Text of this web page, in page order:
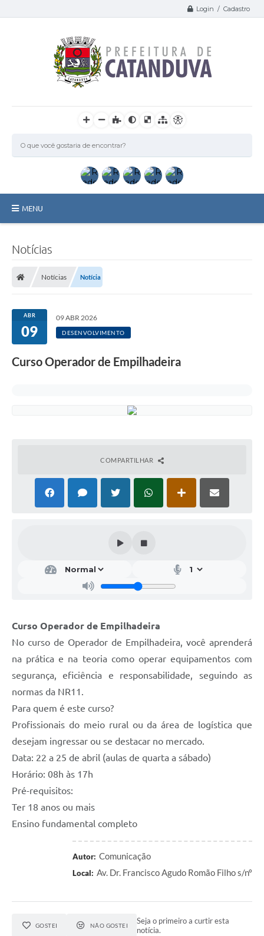
Login / Cadastro
MENU
Licitações / PCA
Transparência
A Prefeitura
Jornal
Agenda
Diário Oficial
Editais
Notícias
Notícias Notícia
ABR
09
09 ABR 2026
DESENVOLVIMENTO
Curso Operador de Empilhadeira
COMPARTILHAR
Curso Operador de Empilhadeira
No curso de Operador de Empilhadeira, você aprenderá
na prática e na teoria como operar equipamentos com
segurança, eficiência e responsabilidade, seguindo as
normas da NR11.
Para quem é este curso?
Profissionais do meio rural ou da área de logística que
desejam ingressar ou se destacar no mercado.
Data: 22 a 25 de abril (aulas de quarta a sábado)
Horário: 08h às 17h
Pré-requisitos:
Ter 18 anos ou mais
Ensino fundamental completo
Autor: Comunicação
Local: Av. Dr. Francisco Agudo Romão Filho s/nº
GOSTEI NÃO GOSTEI
Seja o primeiro a curtir esta
notícia.